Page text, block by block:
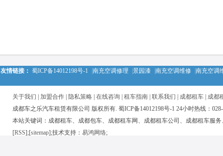
友情链接： 蜀ICP备14012198号-1 南充空调修理 景园漆 南充空调维修 南充空调
关于我们 加盟合作 隐私策略 在线咨询 租车指南 联系我们 成都租车
成都
成都车之乐汽车租赁有限公司 版权所有. 蜀ICP备14012198号-1 24小时热线：
本站关键词：成都租车、成都包车、成都租车网、成都租车公司、成都租车服
[RSS];[sitemap];技术支持： 易鸿网络;